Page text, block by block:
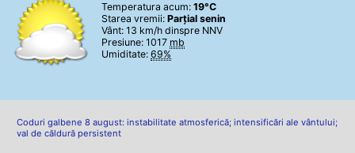
Temperatura acum: 19°C
Starea vremii: Parțial senin
Vânt: 13 km/h dinspre NNV
Presiune: 1017 mb
Umiditate: 69%
Coduri galbene 8 august: instabilitate atmosferică; intensificări ale vântului;
val de căldură persistent